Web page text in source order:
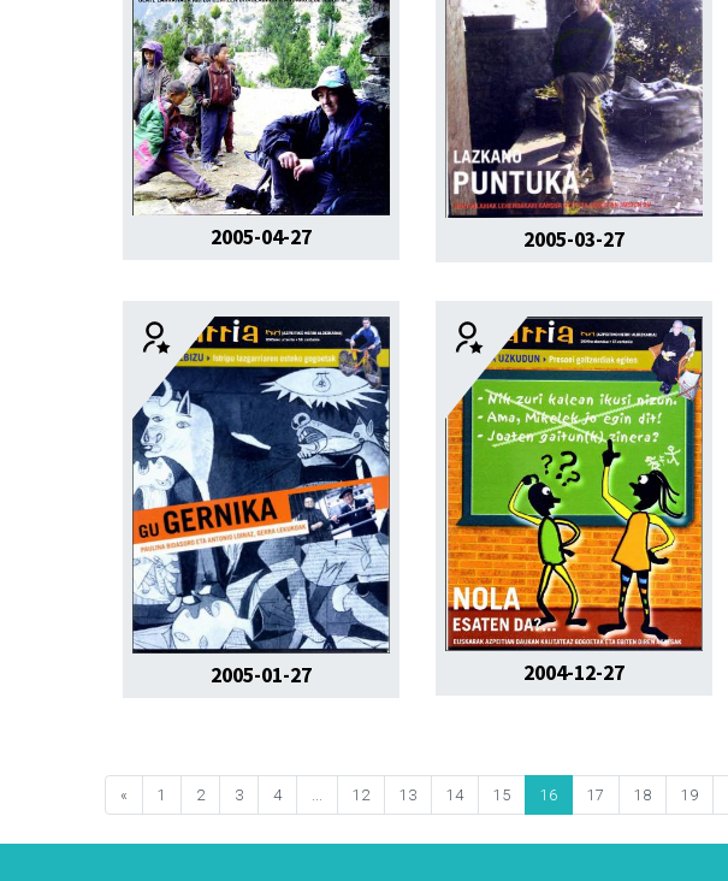
2005-04-27 2005-03-27
2005-01-27 2004-12-27
« 1 2 3 4 12 13 14 15 16 17 18 19